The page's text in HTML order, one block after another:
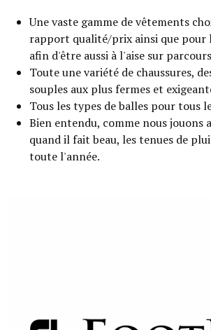
Une vaste gamme de vêtements
rapport qualité/prix ainsi que pour
afin d'être aussi à l'aise sur
Toute une variété de chaussures,
souples aux plus fermes et
Tous les types de balles pour tous
Bien entendu, comme nous jouons
quand il fait beau, les tenues de
toute l'année.